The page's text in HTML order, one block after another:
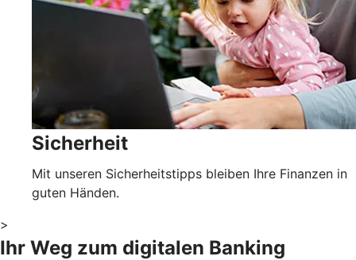
Sicherheit
Mit unseren Sicherheitstipps bleiben Ihre Finanzen in
guten Händen.
>
Ihr Weg zum digitalen Banking